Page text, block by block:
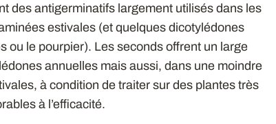
des antigerminatifs largement utilisés dans les
estivales (et quelques dicotylédones
ou le pourpier). Les seconds offrent un large
annuelles mais aussi, dans une moindre
à condition de traiter sur des plantes très
à l’efficacité.